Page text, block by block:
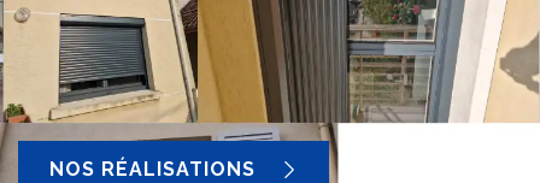
NOS RÉALISATIONS